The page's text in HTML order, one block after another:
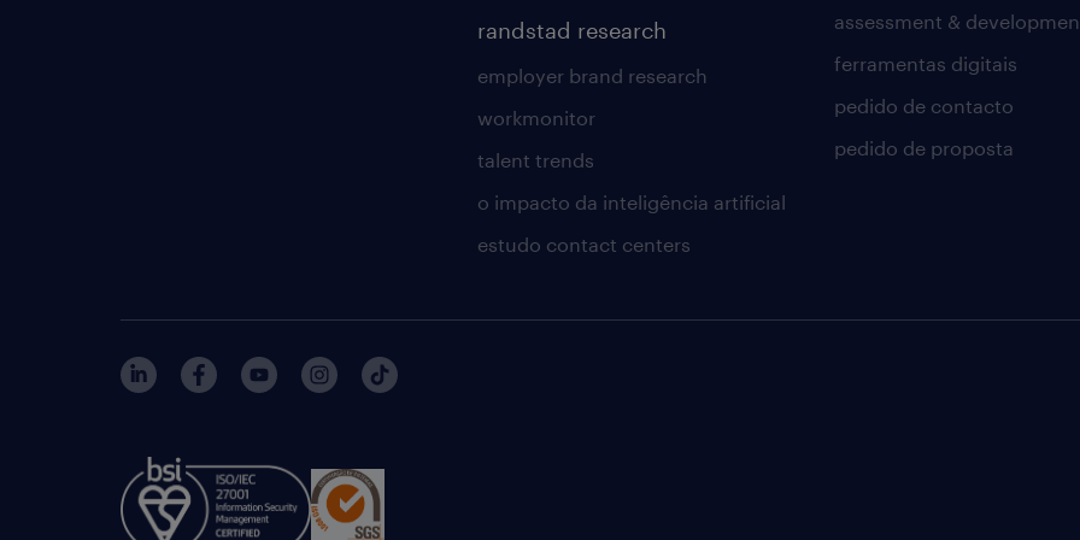
randstad research
employer brand research
workmonitor
talent trends
o impacto da inteligência artificial
estudo contact centers
assessment &
ferramentas digitais
pedido de contacto
pedido de proposta